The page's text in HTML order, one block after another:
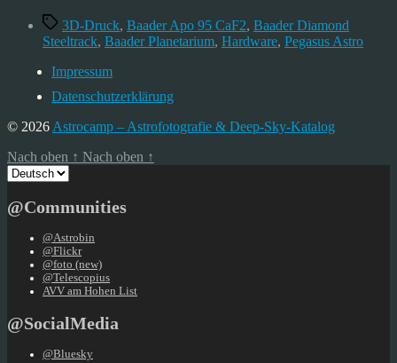
Schlagwörter
3D-Druck, Baader Apo 95 CaF2, Baader Diamond
Steeltrack, Baader Planetarium, Hardware, Pegasus Astro
Impressum
Datenschutzerklärung
© 2026 Astrocamp – Astrofotografie & Deep-Sky-Katalog
Nach oben ↑ Nach oben ↑
Sprache
auswählen
@Communities
@Astrobin
@Flickr
@foto (new)
@Telescopius
AVV am Hohen List
@SocialMedia
@Bluesky